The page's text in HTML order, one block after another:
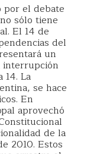
por el debate
sólo tiene
El 14 de
del
un
interrupción
14. La
se hace
En
aprovechó
de la
2010. Estos